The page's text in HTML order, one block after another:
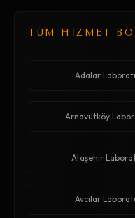
TÜM HİZMET
Adalar
Arnavutköy
Ataşehir
Avcılar